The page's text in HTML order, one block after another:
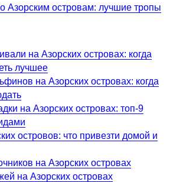
Азорским островам: лучшие тропы
на Азорских островах: когда
лучшее
на Азорских островах: когда
на Азорских островах: топ-9
островов: что привезти домой и
на Азорских островах
на Азорских островах